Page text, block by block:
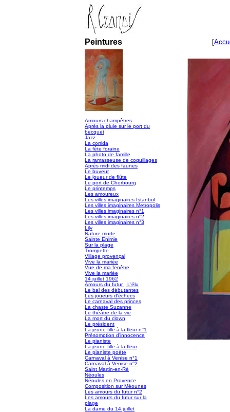
Peintures [
Amours champêtres
Après la pluie sur le port du
becquet
Jazz
La corrida
La fête foraine
La photo de famille
La ramasseuse de coquillages
Après midi des faunes
Le buveur
Le joueur de flûte
Le port de Cherbourg
Le printemps
Les amoureux
Les villes imaginaires Istanbul
Les villes imaginaires Metropolis
Les villes imaginaires n°1
Les villes imaginaires n°2
Les villes imaginaires n°3
Lily
Nature morte
Sainte Enimie
Sur la plage
Trompette
Village provençal
Vive la mariée
Vue de ma fenêtre
Vive la mariée
14 juillet 1962
Amours du futur ; L'élu
Le bal des débutantes
Les joueurs d'échecs
Le carnaval des princes
La chaste Suzanne
Le théâtre de la vie
La mort du clown
Le prèsident
La jeune fille à la fleur n°1
Présomption d'innocence
Le pianiste
La jeune fille à la fleur
Le pianiste poéte
Carnaval à Venise n°1
Carnaval à Venise n°2
Saint Martin-en-Ré
Néoules
Néoules en Provence
Composition sur Méounes
Les amours du futur n°2
Les amours du futur sur la
plage
La dame du 14 juillet